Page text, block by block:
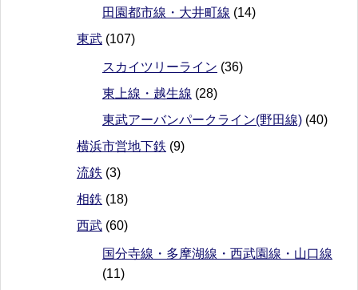
田園都市線・大井町線 (14)
東武 (107)
スカイツリーライン (36)
東上線・越生線 (28)
東武アーバンパークライン(野田線) (40)
横浜市営地下鉄 (9)
流鉄 (3)
相鉄 (18)
西武 (60)
国分寺線・多摩湖線・西武園線・山口線
(11)